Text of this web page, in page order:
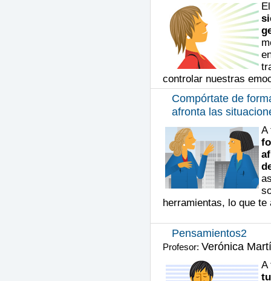
controlar nuestras
Compórtate de
afronta las
A
herramientas, lo que
Pensamientos2
Profesor: Verónica
A